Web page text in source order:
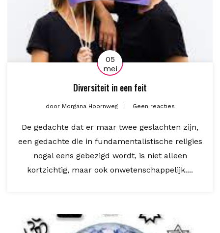
05
mei
Diversiteit in een feit
doorMorgana Hoornweg Geen reacties
De gedachte dat er maar twee geslachten zijn,
een gedachte die in fundamentalistische religies
nogal eens gebezigd wordt, is niet alleen
kortzichtig, maar ook onwetenschappelijk....